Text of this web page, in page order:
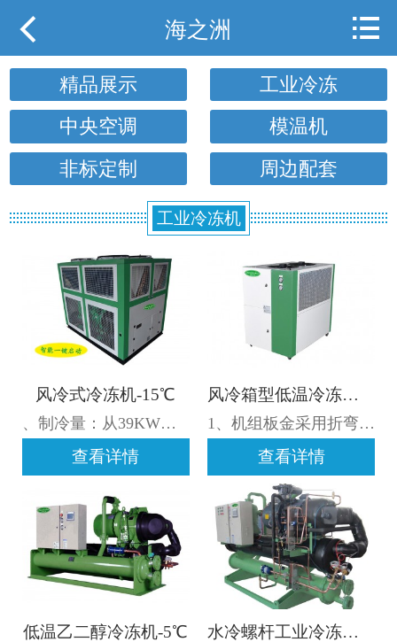
关于海之洲
产品展示
行业案例
用户现场
携手海之洲
联系我们
友情链接
合作伙伴
 海之洲 
精品展示
工业冷冻
中央空调
模温机
非标定制
周边配套
工业冷冻机
风冷式冷冻机-15℃
、制冷量：从39KW至330KW,流量：10m³/h至120m³/h； 2、出水温度-15℃至20±51℃设定； 3、电源制式:3P-380V-50Hz,允许电压波动±10%,允许相间电压差±2%； 4、制冷剂R22/R407C/R134a可选择； 5、汽车运输，货到用户使用地点； 6、注：如需了解更多风冷式冷冻机详情，请咨询025-57666086 19951987151；
查看详情
风冷箱型低温冷冻机-15℃
1、机组板金采用折弯工艺，增加机身强度；2、节能系统解决方案：冬夏两种不同的制冷模式，节能50%；3、品牌大流量，低噪音离心泵；4、电器元件；5、机组可提供25℃ ~ -35℃乙二醇/氯化钙等溶液；了解详细请咨询02557666086 1995198715
查看详情
低温乙二醇冷冻机-5℃ 水冷螺杆工业冷冻机-35℃